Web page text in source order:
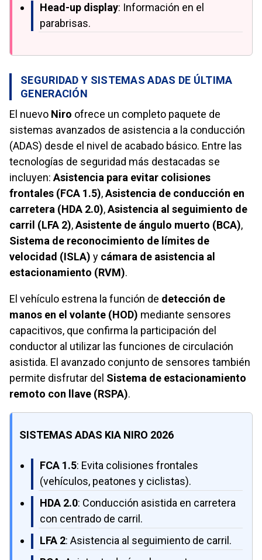
Head-up display: Información en el
parabrisas.
SEGURIDAD Y SISTEMAS ADAS DE ÚLTIMA
GENERACIÓN
El nuevo Niro ofrece un completo paquete de
sistemas avanzados de asistencia a la conducción
(ADAS) desde el nivel de acabado básico. Entre las
tecnologías de seguridad más destacadas se
incluyen:Asistencia para evitar colisiones
frontales (FCA 1.5),Asistencia de conducción en
carretera (HDA 2.0),Asistencia al seguimiento de
carril (LFA 2),Asistente de ángulo muerto (BCA),
Sistema de reconocimiento de límites de
velocidad (ISLA) y cámara de asistencia al
estacionamiento (RVM).
El vehículo estrena la función de detección de
manos en el volante (HOD) mediante sensores
capacitivos, que confirma la participación del
conductor al utilizar las funciones de circulación
asistida. El avanzado conjunto de sensores también
permite disfrutar del Sistema de estacionamiento
remoto con llave (RSPA).
SISTEMAS ADAS KIA NIRO 2026
FCA 1.5: Evita colisiones frontales
(vehículos, peatones y ciclistas).
HDA 2.0: Conducción asistida en carretera
con centrado de carril.
LFA 2: Asistencia al seguimiento de carril.